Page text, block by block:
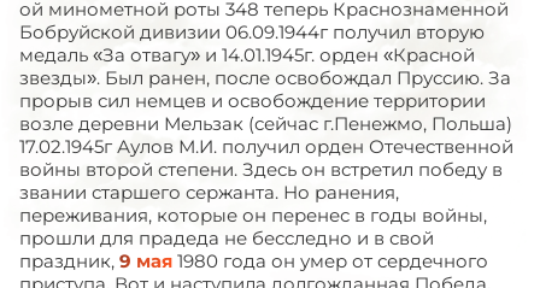
ой минометной роты 348 теперь Краснознаменной
Бобруйской дивизии 06.09.1944г получил вторую
медаль «За отвагу» и 14.01.1945г. орден «Красной
звезды». Был ранен, после освобождал Пруссию. За
прорыв сил немцев и освобождение территории
возле деревни Мельзак (сейчас г.Пенежмо, Польша)
17.02.1945г Аулов М.И. получил орден Отечественной
войны второй степени. Здесь он встретил победу в
звании старшего сержанта. Но ранения,
переживания, которые он перенес в годы войны,
прошли для прадеда не бесследно и в свой
праздник, 9 мая 1980 года он умер от сердечного
приступа. Вот и наступила долгожданная Победа.